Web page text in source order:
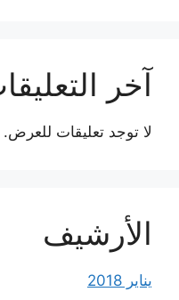
آخر
لا توجد تعليقات للعرض.
الأرشيف
يناير 2018